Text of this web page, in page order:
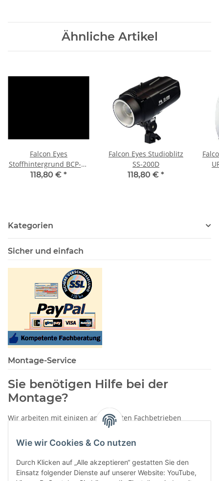
Wie wir Cookies & Co nutzen
Durch Klicken auf „Alle akzeptieren“ gestatten Sie den
Einsatz folgender Dienste auf unserer Website: YouTube,
Ähnliche Artikel
Falcon Eyes
Stoffhintergrund BCP-02
6x6 m Schwarz
118,80 € *
Falcon Eyes Studioblitz
SS-200D
118,80 € *
Kategorien
Sicher und einfach
Montage-Service
Sie benötigen Hilfe bei der
Montage?
Wir arbeiten mit einigen anerkannten Fachbetrieben
Rufen Sie uns einfach an:
oder schreiben Sie uns eine eMail!